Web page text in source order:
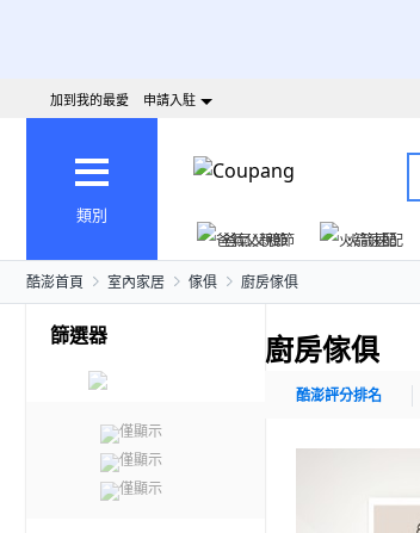
加到我的最愛 申請入駐
類別
爸氣父親節
火箭速配
酷澎首頁 室內家居 傢俱 廚房傢俱
篩選器
僅顯示
僅顯示
僅顯示
廚房傢俱
酷澎評分排名